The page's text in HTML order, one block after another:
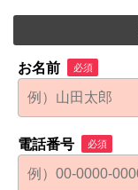
お名前 必須
電話番号 必須